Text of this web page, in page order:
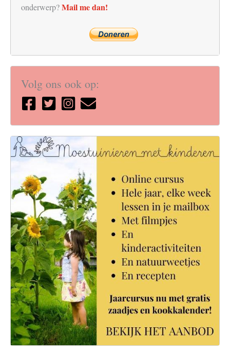
onderwerp?Mail me dan!
Volg ons ook op: